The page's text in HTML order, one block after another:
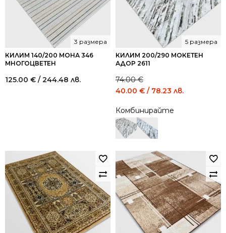
КИЛИМ 140/200 МОНА 346
МНОГОЦВЕТЕН
3 размера
125.00 € / 244.48 лв.
КИЛИМ 200/290 МОКЕТЕН
АДОР 2611
5 размера
74.00€
Original
was:
74.00 €
/
40.00 € / 78.23 лв.
лв..
Комбинирайте